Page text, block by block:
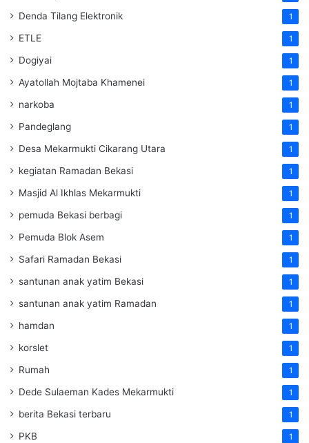
Denda Tilang Elektronik 1
ETLE 1
Dogiyai 1
Ayatollah Mojtaba Khamenei 1
narkoba 1
Pandeglang 1
Desa Mekarmukti Cikarang Utara 1
kegiatan Ramadan Bekasi 1
Masjid Al Ikhlas Mekarmukti 1
pemuda Bekasi berbagi 1
Pemuda Blok Asem 1
Safari Ramadan Bekasi 1
santunan anak yatim Bekasi 1
santunan anak yatim Ramadan 1
hamdan 1
korslet 1
Rumah 1
Dede Sulaeman Kades Mekarmukti 1
berita Bekasi terbaru 1
PKB 1